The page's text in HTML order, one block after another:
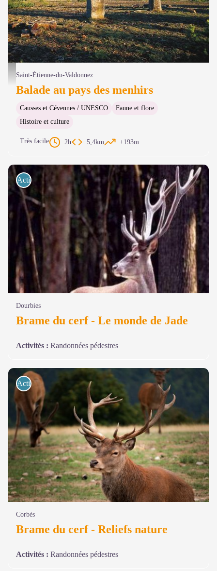
Menhirs de Chabusse - © Guy Grégoire
Saint-Étienne-du-Valdonnez
Balade au pays des menhirs
Causses et Cévennes / UNESCO
Faune et flore
Histoire et culture
Très facile 2h 5,4km +193m
Activités de pleine nature
Dourbies
Brame du cerf - Le monde de Jade
Activités : Randonnées pédestres
Activités de pleine nature
Corbès
Brame du cerf - Reliefs nature
Activités : Randonnées pédestres